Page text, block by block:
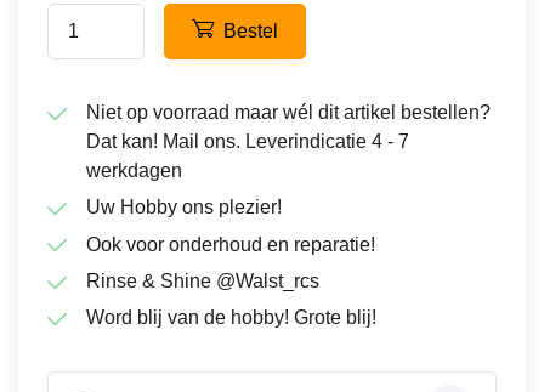
Bestel
Niet op voorraad maar wél dit artikel bestellen?
Dat kan! Mail ons. Leverindicatie 4 - 7
werkdagen
Uw Hobby ons plezier!
Ook voor onderhoud en reparatie!
Rinse & Shine @Walst_rcs
Word blij van de hobby! Grote blij!